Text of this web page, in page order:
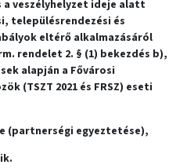
a veszélyhelyzet ideje alatt
településrendezési és
eltérő alkalmazásáról
rendelet 2. § (1) bekezdés b),
alapján a Fővárosi
(TSZT 2021 és FRSZ) eseti
(partnerségi egyeztetése),